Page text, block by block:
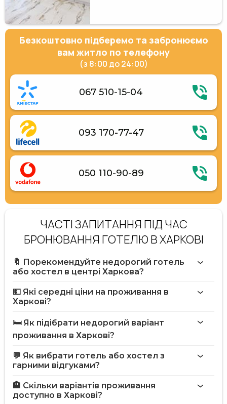
Безкоштовно підберемо та забронюємо
вам житло по телефону
(з 8:00 до 24:00)
067 510-15-04
093 170-77-47
050 110-90-89
ЧАСТІ ЗАПИТАННЯ ПІД ЧАС
БРОНЮВАННЯ ГОТЕЛЮ В ХАРКОВІ
🔖 Порекомендуйте недорогий готель
або хостел в центрі Харкова?
💵 Які середні ціни на проживання в
Харкові?
🛏️ Як підібрати недорогий варіант
проживання в Харкові?
💬 Як вибрати готель або хостел з
гарними відгуками?
🏨 Скільки варіантів проживання
доступно в Харкові?